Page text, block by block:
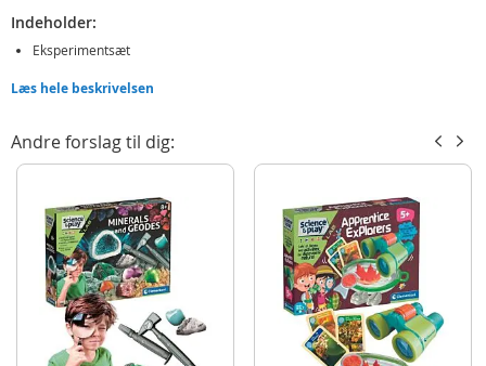
Indeholder:
Eksperimentsæt
Sprog: dansk, norsk
BEMÆRK: Det er kun kemikalier og udstyr som medfølger, andre genstande,
der skal bruges til eksperimenterne medfølger ikke
Produktdetaljer
Model
8005125788309
Læs hele beskrivelsen
Andre forslag til dig: